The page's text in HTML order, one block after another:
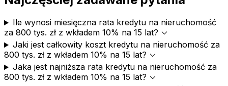
Ile wynosi miesięczna rata kredytu na nieruchomość
za 800 tys. zł z wkładem 10% na 15 lat? expand_more
Jaki jest całkowity koszt kredytu na nieruchomość za
800 tys. zł z wkładem 10% na 15 lat? expand_more
Jaka jest najniższa rata kredytu na nieruchomość za
800 tys. zł z wkładem 10% na 15 lat? expand_more